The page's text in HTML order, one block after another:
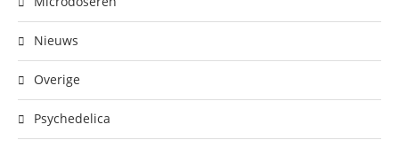
Nieuws
Overige
Psychedelica